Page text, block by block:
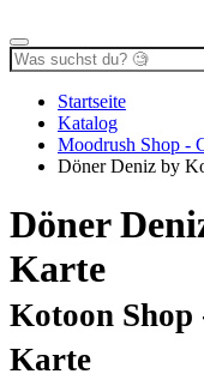
Startseite
Katalog
Moodrush Shop -
Döner Deniz by
Döner
Karte
Kotoon
Karte